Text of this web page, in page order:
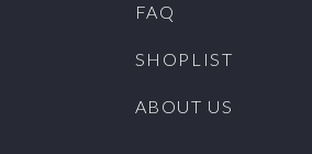
FAQ
SHOPLIST
ABOUT US